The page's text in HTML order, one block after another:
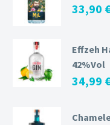
33,90
Effzeh
42%Vol
34,99